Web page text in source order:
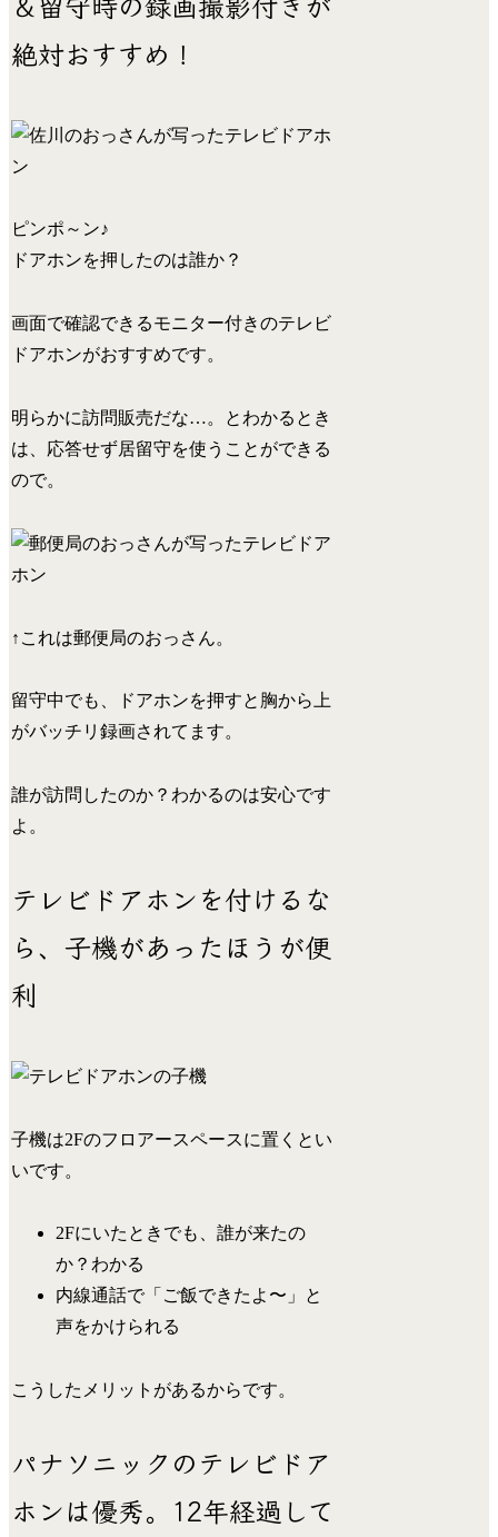
絶対おすすめ！
ピンポ～ン♪
ドアホンを押したのは誰か？
画面で確認できるモニター付きのテレビ
ドアホンがおすすめです。
明らかに訪問販売だな…。とわかるとき
は、応答せず居留守を使うことができる
ので。
↑これは郵便局のおっさん。
留守中でも、ドアホンを押すと胸から上
がバッチリ録画されてます。
誰が訪問したのか？わかるのは安心です
よ。
テレビドアホンを付けるな
ら、子機があったほうが便
利
子機は2Fのフロアースペースに置くとい
いです。
2Fにいたときでも、誰が来たの
か？わかる
内線通話で「ご飯できたよ〜」と
声をかけられる
こうしたメリットがあるからです。
パナソニックのテレビドア
ホンは優秀。12年経過して